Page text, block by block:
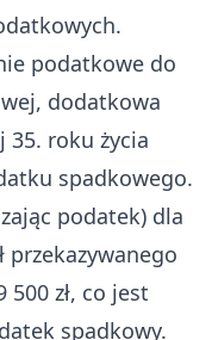
podatkowe do
dodatkowa
35. roku życia
spadkowego.
podatek) dla
przekazywanego
500 zł, co jest
spadkowy.